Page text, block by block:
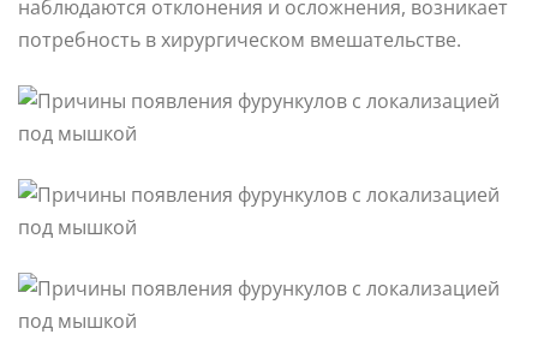
наблюдаются отклонения и осложнения, возникает
потребность в хирургическом вмешательстве.